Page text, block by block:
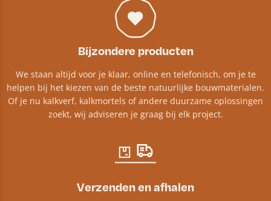
Bijzondere producten
We staan altijd voor je klaar, online en telefonisch, om je te
helpen bij het kiezen van de beste natuurlijke bouwmaterialen.
Of je nu kalkverf, kalkmortels of andere duurzame oplossingen
zoekt, wij adviseren je graag bij elk project.​
Verzenden en afhalen